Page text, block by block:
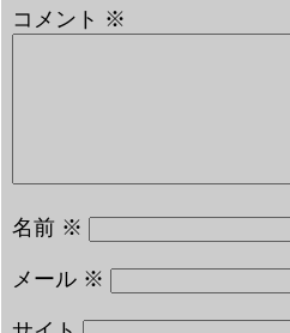
コメント ※
名前 ※
メール ※